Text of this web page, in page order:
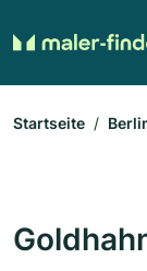
Startseite